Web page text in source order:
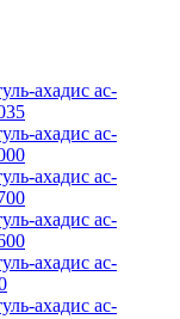
ахадис ас-
ахадис ас-
ахадис ас-
ахадис ас-
ахадис ас-
ахадис ас-